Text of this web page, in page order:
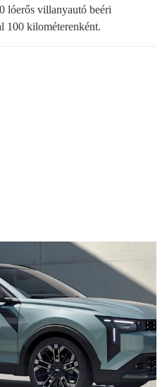
lóerős villanyautó beéri
100 kilométerenként.